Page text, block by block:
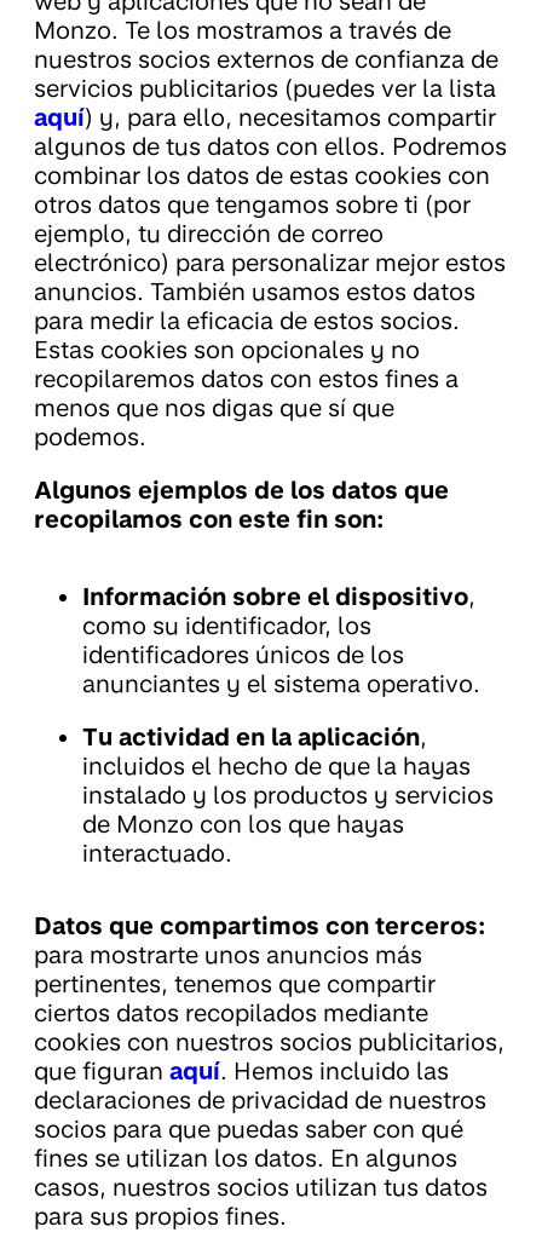
Monzo. Te los mostramos a través de
nuestros socios externos de confianza de
servicios publicitarios (puedes ver la lista
aquí) y, para ello, necesitamos compartir
algunos de tus datos con ellos. Podremos
combinar los datos de estas cookies con
otros datos que tengamos sobre ti (por
ejemplo, tu dirección de correo
electrónico) para personalizar mejor estos
anuncios. También usamos estos datos
para medir la eficacia de estos socios.
Estas cookies son opcionales y no
recopilaremos datos con estos fines a
menos que nos digas que sí que
podemos.
Algunos ejemplos de los datos que
recopilamos con este fin son:
Información sobre el dispositivo,
como su identificador, los
identificadores únicos de los
anunciantes y el sistema operativo.
Tu actividad en la aplicación,
incluidos el hecho de que la hayas
instalado y los productos y servicios
de Monzo con los que hayas
interactuado.
Datos que compartimos con terceros:
para mostrarte unos anuncios más
pertinentes, tenemos que compartir
ciertos datos recopilados mediante
cookies con nuestros socios publicitarios,
que figuran aquí. Hemos incluido las
declaraciones de privacidad de nuestros
socios para que puedas saber con qué
fines se utilizan los datos. En algunos
casos, nuestros socios utilizan tus datos
para sus propios fines.